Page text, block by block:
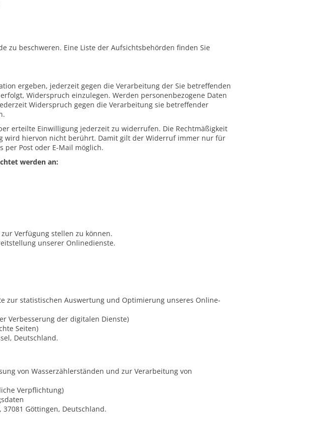
zu beschweren. Eine Liste der Aufsichtsbehörden finden Sie
ergeben, jederzeit gegen die Verarbeitung der Sie betreffenden
Widerspruch einzulegen. Werden personenbezogene Daten
Widerspruch gegen die Verarbeitung sie betreffender
erteilte Einwilligung jederzeit zu widerrufen. Die Rechtmäßigkeit
wird hiervon nicht berührt. Damit gilt der Widerruf immer nur für
Post oder E-Mail möglich.
werden an:
Verfügung stellen zu können.
unserer Onlinedienste.
zur statistischen Auswertung und Optimierung unseres Online-
Verbesserung der digitalen Dienste)
Seiten)
Deutschland.
von Wasserzählerständen und zur Verarbeitung von
Verpflichtung)
Göttingen, Deutschland.